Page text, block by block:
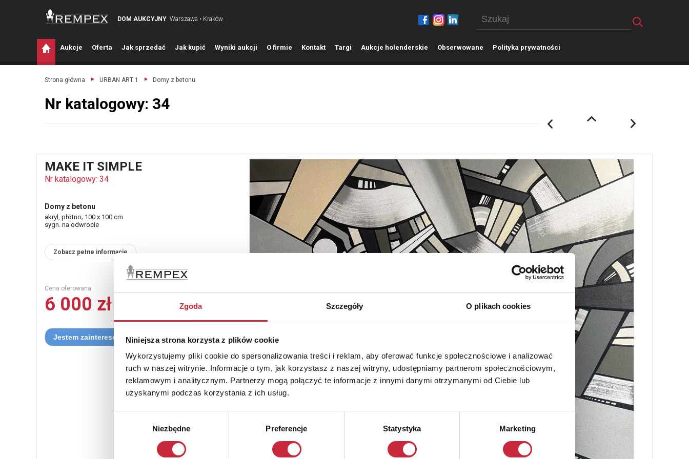
Zgoda Szczegóły O plikach cookies
Niniejsza strona korzysta z plików cookie
Wykorzystujemy pliki cookie do spersonalizowania treści i reklam, aby oferować funkcje społecznościowe i analizować
ruch w naszej witrynie. Informacje o tym, jak korzystasz z naszej witryny, udostępniamy partnerom społecznościowym,
reklamowym i analitycznym. Partnerzy mogą połączyć te informacje z innymi danymi otrzymanymi od Ciebie lub
uzyskanymi podczas korzystania z ich usług.
Niezbędne Preferencje Statystyka Marketing
DOM AUKCYJNY Warszawa • Kraków
Aukcje Oferta Jak sprzedać Jak kupić Wyniki aukcji O firmie Kontakt Targi Aukcje holenderskie Obserwowane Polityka prywatności
Strona główna URBAN ART 1 Domy z betonu.
Nr katalogowy: 34
MAKE IT SIMPLE
Nr katalogowy: 34
Domy z betonu
akryl, płótno; 100 x 100 cm
sygn. na odwrocie
Zobacz pełne informacje
Cena oferowana
6 000 zł